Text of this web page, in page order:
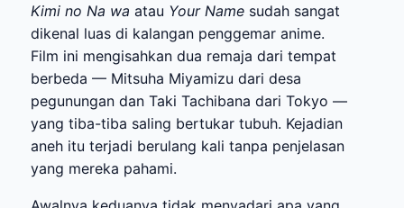
Kimi no Na wa atau Your Name sudah sangat
dikenal luas di kalangan penggemar anime.
Film ini mengisahkan dua remaja dari tempat
berbeda — Mitsuha Miyamizu dari desa
pegunungan dan Taki Tachibana dari Tokyo —
yang tiba-tiba saling bertukar tubuh. Kejadian
aneh itu terjadi berulang kali tanpa penjelasan
yang mereka pahami.